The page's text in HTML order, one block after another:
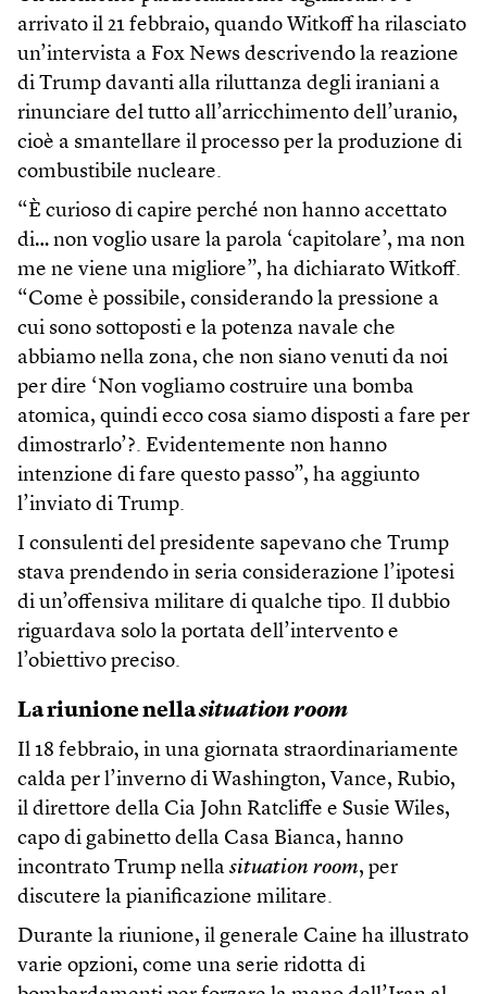
arrivato il 21 febbraio, quando Witkoff ha rilasciato
un’intervista a Fox News descrivendo la reazione
di Trump davanti alla riluttanza degli iraniani a
rinunciare del tutto all’arricchimento dell’uranio,
cioè a smantellare il processo per la produzione di
combustibile nucleare.
“È curioso di capire perché non hanno accettato
di… non voglio usare la parola ‘capitolare’, ma non
me ne viene una migliore”, ha dichiarato Witkoff.
“Come è possibile, considerando la pressione a
cui sono sottoposti e la potenza navale che
abbiamo nella zona, che non siano venuti da noi
per dire ‘Non vogliamo costruire una bomba
atomica, quindi ecco cosa siamo disposti a fare per
dimostrarlo’?. Evidentemente non hanno
intenzione di fare questo passo”, ha aggiunto
l’inviato di Trump.
I consulenti del presidente sapevano che Trump
stava prendendo in seria considerazione l’ipotesi
di un’offensiva militare di qualche tipo. Il dubbio
riguardava solo la portata dell’intervento e
l’obiettivo preciso.
La riunione nellasituation room
Il 18 febbraio, in una giornata straordinariamente
calda per l’inverno di Washington, Vance, Rubio,
il direttore della Cia John Ratcliffe e Susie Wiles,
capo di gabinetto della Casa Bianca, hanno
incontrato Trump nella situation room, per
discutere la pianificazione militare.
Durante la riunione, il generale Caine ha illustrato
varie opzioni, come una serie ridotta di